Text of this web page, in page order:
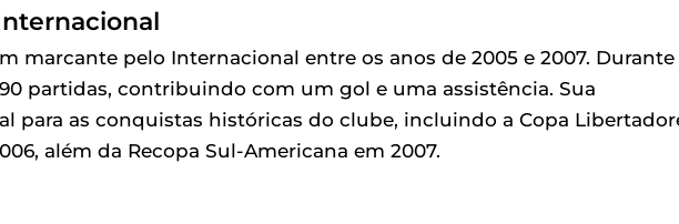
marcante pelo Internacional entre os anos de 2005 e 2007. Durante
partidas, contribuindo com um gol e uma assistência. Sua
para as conquistas históricas do clube, incluindo a Copa
além da Recopa Sul-Americana em 2007.